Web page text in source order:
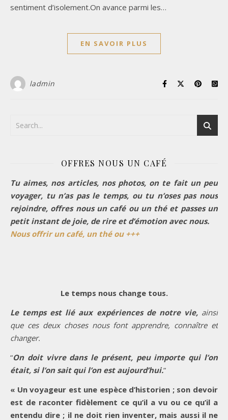
sentiment d’isolement.On avance parmi les…
EN SAVOIR PLUS
ladmin
OFFRES NOUS UN CAFÉ
Tu aimes, nos articles, nos photos, on te fait un peu
voyager, tu n’as pas le temps, ou tu n’oses pas nous
rejoindre, offres nous un café ou un thé et passes un
petit instant de joie, de rire et d’émotion avec nous.
Nous offrir un café, un thé ou +++
Le temps nous change tous.
Le temps est lié aux expériences de notre vie, ainsi
que ces deux choses nous font apprendre, connaître et
changer.
“On doit vivre dans le présent, peu importe qui l’on
était, si l’on sait qui l’on est aujourd’hui.”
« Un voyageur est une espèce d’historien ; son devoir
est de raconter fidèlement ce qu’il a vu ou ce qu’il a
entendu dire ; il ne doit rien inventer, mais aussi il ne